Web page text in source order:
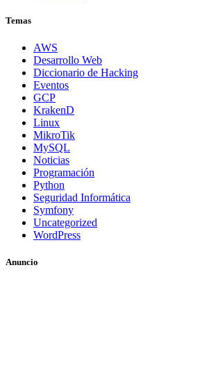
Temas
AWS
Desarrollo Web
Diccionario de Hacking
Eventos
GCP
KrakenD
Linux
MikroTik
MySQL
Noticias
Programación
Python
Seguridad Informática
Symfony
Uncategorized
WordPress
Anuncio